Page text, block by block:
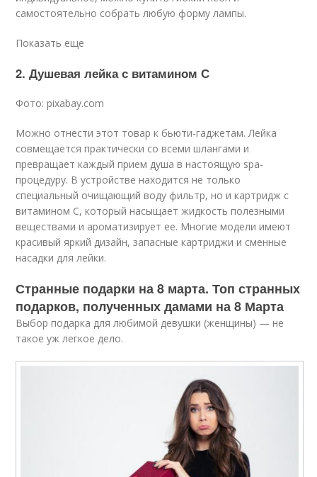
самостоятельно собрать любую форму лампы.
Показать еще
2. Душевая лейка с витамином С
Фото: pixabay.com
Можно отнести этот товар к бьюти-гаджетам. Лейка
совмещается практически со всеми шлангами и
превращает каждый прием душа в настоящую spa-
процедуру. В устройстве находится не только
специальный очищающий воду фильтр, но и картридж с
витамином С, который насыщает жидкость полезными
веществами и ароматизирует ее. Многие модели имеют
красивый яркий дизайн, запасные картриджи и сменные
насадки для лейки.
Странные подарки на 8 марта. Топ странных
подарков, полученных дамами на 8 Марта
Выбор подарка для любимой девушки (женщины) — не
такое уж легкое дело.